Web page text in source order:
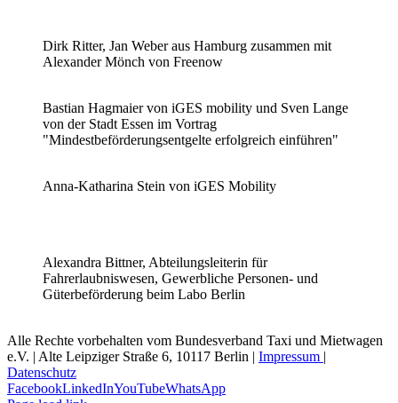
Dirk Ritter, Jan Weber aus Hamburg zusammen mit
Alexander Mönch von Freenow
Bastian Hagmaier von iGES mobility und Sven Lange
von der Stadt Essen im Vortrag
"Mindestbeförderungsentgelte erfolgreich einführen"
Anna-Katharina Stein von iGES Mobility
Alexandra Bittner, Abteilungsleiterin für
Fahrerlaubniswesen, Gewerbliche Personen- und
Güterbeförderung beim Labo Berlin
Alle Rechte vorbehalten vom Bundesverband Taxi und Mietwagen
e.V. | Alte Leipziger Straße 6, 10117 Berlin | Impressum |
Datenschutz
FacebookLinkedInYouTubeWhatsApp